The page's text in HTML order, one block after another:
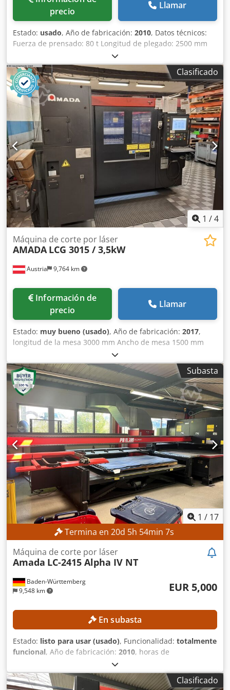
precio
Llamar
Estado: usado, Año de fabricación: 2010, Datos técnicos:
Fuerza de prensado: 80 t Longitud de plegado: 2500 mm
Distancia entre columnas: 2125 mm Carrera del pistón –
máx.: 200 mm Grosor de la chapa: 6 mm Consumo total de
energía: 9 kW Presión de funcionamiento: 275 bar Saliente:
420 mm Velocidad de aproximación: 100 mm/s Velocidad
de trabajo: 10 mm/s Cedpfx Akezpaqfeksrf Peso
aproximado de la máquina: 5,8 t Espacio requerido
(aprox.): 3,8 x 2,4 x 2,95 m Prensa plegadora CNC, ejes Y1,
Y2, X1 y R controlados, armario de accesorios con su
contenido, poco uso
Clasificado
1 /4
Austria 9,764 km
Máquina de corte por láser
AMADA LCG 3015 / 3,5kW
Información de
precio
Llamar
Estado: muy bueno (usado), Año de fabricación: 2017,
longitud de la mesa 3000 mm Ancho de mesa 1500 mm
cabezales de quemador 1 Control FANUC AF3500i-C
requisito de potencia total 3,5 kW Peso de la máquina
aprox. 12,5 t Requerimientos de espacio aprox. 12300 x
6000 x 2200 m Modelo: Amada LCG3015 3,5kw Resonador
láser: AF3500i-C Cambiador de palets: LST 3015 Serie G
Ejes controlados: ejes X, Y, Z (tres ejes controlados
simultáneamente) Recorrido del eje: 3070 x 1550 x 100 mm
(eje Z) Espesor máximo del material Acero estructural de
20 mm Acero inoxidable de 10 mm Crsdpfx Akovwgu Doksf
Aluminio de 8 mm (A5052) Dimensiones máximas de
procesamiento: 3070 mm x 1550 mm Velocidad máxima de
alimentación simultánea: X/Y, 170 m/min Precisión de
posicionamiento: +/- 0,01 mm Masa máxima del material:
920 kg Potencia nominal: 3500W Altura de la superficie de
trabajo: 840 mm Ancho de la máquina 2840mm Altura de
la máquina 2166 mm Peso de la máquina 8.200 kg
Subasta
1 / 17
Termina en 20d 5h 54min 5s
Baden-Württemberg
9,548 km
Máquina de corte por láser
Amada LC-2415 Alpha IV NT
EUR 5,000
En subasta
Estado: listo para usar (usado), Funcionalidad: totalmente
funcional, Año de fabricación: 2010, horas de
, número de máquina/vehículo:
007, potencia del láser:4,000 W, espesor chapa acero
(máx.):12 mm, espesor de chapa de acero inoxidableClasificado